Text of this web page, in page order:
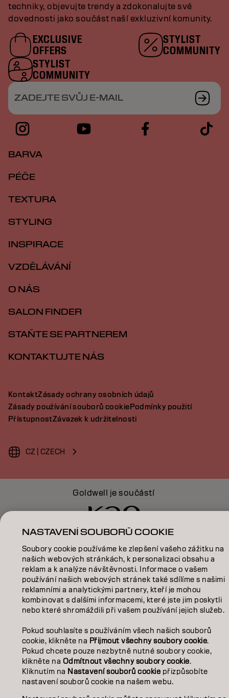
techniky, objevujte trendy a zdokonalujte své
dovednosti jako součást naší exkluzivní komunity.
EXCLUSIVE
OFFERS
STYLIST
COMMUNITY
STYLIST
COMMUNITY
ZADEJTE SVŮJ E-MAIL
BARVA
PÉČE
TEXTURA
STYLING
INSPIRACE
VZDĚLÁVÁNÍ
O NÁS
SALON FINDER
STAŇTE SE PARTNEREM
KONTAKTUJTE NÁS
KontaktZásady ochrany osobních údajů
Zásady používání souborů cookiePodmínky použití
PřístupnostZávazek k udržitelnosti
CZ | CZECH
Goldwell je součástí
NASTAVENÍ SOUBORŮ COOKIE
Soubory cookie používáme ke zlepšení vašeho zážitku na
našich webových stránkách, k personalizaci obsahu a
reklam a k analýze návštěvnosti. Informace o vašem
používání našich webových stránek také sdílíme s našimi
reklamními a analytickými partnery, kteří je mohou
kombinovat s dalšími informacemi, které jste jim poskytli
nebo které shromáždili při vašem používání jejich služeb.
Pokud souhlasíte s používáním všech našich souborů
cookie, klikněte na Přijmout všechny soubory cookie.
Pokud chcete pouze nezbytně nutné soubory cookie,
klikněte na Odmítnout všechny soubory cookie.
Kliknutím na Nastavení souborů cookie přizpůsobíte
nastavení souborů cookie na našem webu.